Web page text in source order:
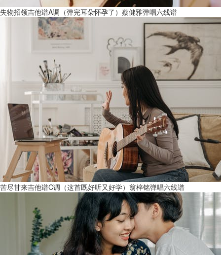
失物招领吉他谱A调（弹完耳朵怀孕了）蔡健雅弹唱六线谱
苦尽甘来吉他谱C调（这首既好听又好学）翁梓铭弹唱六线谱